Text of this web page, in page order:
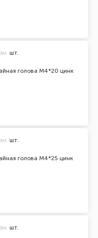
голова М4*20 цинк
шт.
голова М4*25 цинк
шт.
шт.